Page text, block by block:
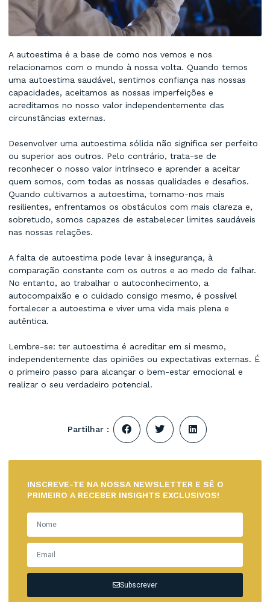
A autoestima é a base de como nos vemos e nos
relacionamos com o mundo à nossa volta. Quando temos
uma autoestima saudável, sentimos confiança nas nossas
capacidades, aceitamos as nossas imperfeições e
acreditamos no nosso valor independentemente das
circunstâncias externas.
Desenvolver uma autoestima sólida não significa ser perfeito
ou superior aos outros. Pelo contrário, trata-se de
reconhecer o nosso valor intrínseco e aprender a aceitar
quem somos, com todas as nossas qualidades e desafios.
Quando cultivamos a autoestima, tornamo-nos mais
resilientes, enfrentamos os obstáculos com mais clareza e,
sobretudo, somos capazes de estabelecer limites saudáveis
nas nossas relações.
A falta de autoestima pode levar à insegurança, à
comparação constante com os outros e ao medo de falhar.
No entanto, ao trabalhar o autoconhecimento, a
autocompaixão e o cuidado consigo mesmo, é possível
fortalecer a autoestima e viver uma vida mais plena e
autêntica.
Lembre-se: ter autoestima é acreditar em si mesmo,
independentemente das opiniões ou expectativas externas. É
o primeiro passo para alcançar o bem-estar emocional e
realizar o seu verdadeiro potencial.
Partilhar :
INSCREVE-TE NA NOSSA NEWSLETTER E SÊ O
PRIMEIRO A RECEBER INSIGHTS EXCLUSIVOS!
Subscrever